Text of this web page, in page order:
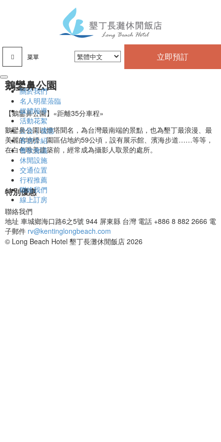
菜單 立即預訂
關於我們
名人明星蒞臨
媒體報導
活動花絮
公告｜優惠
客房介紹
餐飲會議
休閒設施
交通位置
行程推薦
聯絡我們
線上訂房
鵝鑾鼻公園
【鵝鑾鼻公園】«距離35分車程»
鵝鑾鼻公園以燈塔聞名，為台灣最南端的景點，也為墾丁最浪漫、最
美麗的地標，園區佔地約59公頃，設有展示館、濱海步道……等等，
在白色唯美建築前，經常成為攝影人取景的處所。
特別優惠
聯絡我們
地址 車城鄉海口路6之5號 944 屏東縣 台灣 電話 +886 8 882 2666 電
子郵件 rv@kentinglongbeach.com
© Long Beach Hotel 墾丁長灘休閒飯店 2026